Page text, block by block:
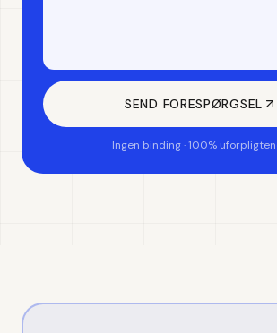
SEND FORESPØRGSEL
Ingen binding · 100%